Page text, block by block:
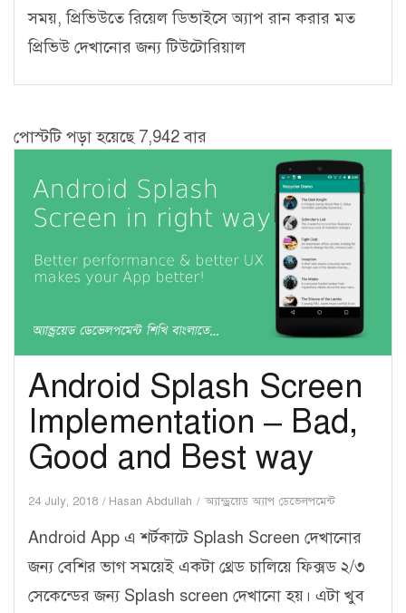
সময়, প্রিভিউতে রিয়েল ডিভাইসে অ্যাপ রান করার মত
প্রিভিউ দেখানোর জন্য টিউটোরিয়াল
পোস্টটি পড়া হয়েছে 7,942 বার
Android Splash Screen
Implementation – Bad,
Good and Best way
24 July, 2018 Hasan Abdullah অ্যান্ড্রয়েড অ্যাপ ডেভেলপমেন্ট
Android App এ শর্টকাটে Splash Screen দেখানোর
জন্য বেশির ভাগ সময়েই একটা থ্রেড চালিয়ে ফিক্সড ২/৩
সেকেন্ডের জন্য Splash screen দেখানো হয়। এটা খুব